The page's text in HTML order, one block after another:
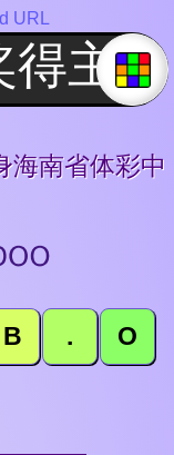
URL
海南省体彩中
B . O